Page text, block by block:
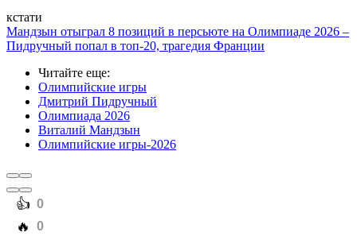
кстати
Мандзын отыграл 8 позиций в персьюте на Олимпиаде 2026 –
Пидручный попал в топ-20, трагедия Франции
Читайте еще:
Олимпийские игры
Дмитрий Пидручный
Олимпиада 2026
Виталий Мандзын
Олимпийские игры-2026
️👍 0
️🔥 0